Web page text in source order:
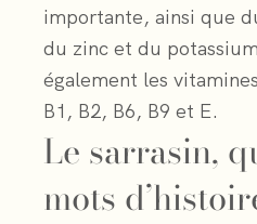
importante, ainsi que
du zinc et du
également les
B1, B2, B6, B9 et E.
Le sarrasin,
mots